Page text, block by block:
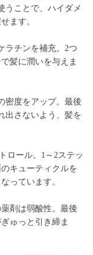
うことで、ハイダメ
ます。
ラチンを補充。2つ
髪に潤いを与えま
密度をアップ。最後
出さないよう、髪を
ロール。1～2ステッ
キューティクルを
っています。
剤は弱酸性。最後
ゅっと引き締ま